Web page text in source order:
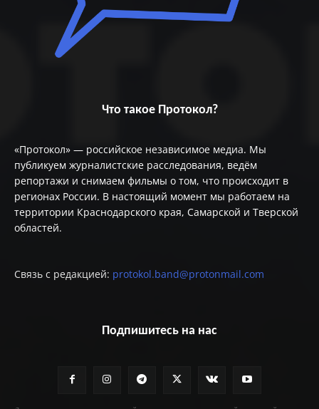
Что такое Протокол?
«Протокол» — российское независимое медиа. Мы
публикуем журналистские расследования, ведём
репортажи и снимаем фильмы о том, что происходит в
регионах России. В настоящий момент мы работаем на
территории Краснодарского края, Самарской и Тверской
областей.
Связь с редакцией: protokol.band@protonmail.com
Подпишитесь на нас